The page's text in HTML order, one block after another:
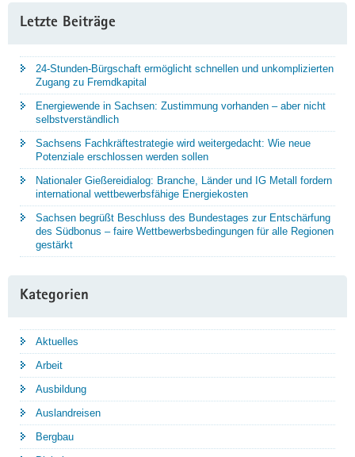
Letzte Beiträge
24-Stunden-Bürgschaft ermöglicht schnellen und unkomplizierten
Zugang zu Fremdkapital
Energiewende in Sachsen: Zustimmung vorhanden – aber nicht
selbstverständlich
Sachsens Fachkräftestrategie wird weitergedacht: Wie neue
Potenziale erschlossen werden sollen
Nationaler Gießereidialog: Branche, Länder und IG Metall fordern
international wettbewerbsfähige Energiekosten
Sachsen begrüßt Beschluss des Bundestages zur Entschärfung
des Südbonus – faire Wettbewerbsbedingungen für alle Regionen
gestärkt
Kategorien
Aktuelles
Arbeit
Ausbildung
Auslandreisen
Bergbau